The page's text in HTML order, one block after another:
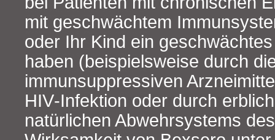
mit geschwächtem
oder Ihr Kind ein
haben (beispielsweise durch
immunsuppressiven
HIV‑Infektion oder durch
natürlichen Abwehrsystems